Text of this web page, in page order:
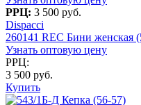
РРЦ: 3 500 руб.
Dispacci
260141 REC Бини женская
Узнать оптовую цену
РРЦ:
3 500 руб.
Купить